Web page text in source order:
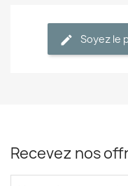
Soyez le
Recevez nos